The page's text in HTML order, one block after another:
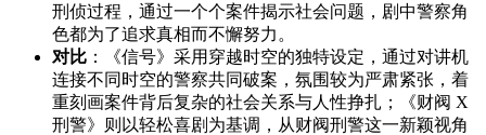
刑侦过程，通过一个个案件揭示社会问题，剧中警察角
色都为了追求真相而不懈努力。
对比 ：《信号》采用穿越时空的独特设定，通过对讲机
连接不同时空的警察共同破案，氛围较为严肃紧张，着
重刻画案件背后复杂的社会关系与人性挣扎；《财阀 X
刑警》则以轻松喜剧为基调，从财阀刑警这一新颖视角